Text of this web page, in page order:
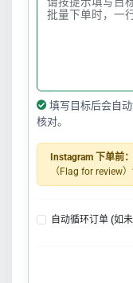
填写目标后会自
核对。
Instagram 下单前：
（Flag for review
自动循环订单 (如